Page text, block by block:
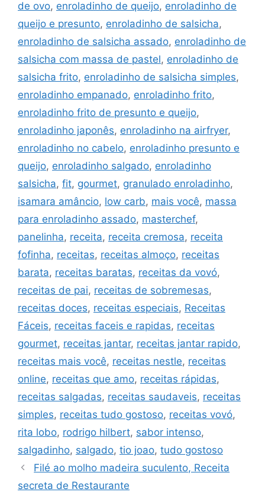
de ovo, enroladinho de queijo, enroladinho de
queijo e presunto, enroladinho de salsicha,
enroladinho de salsicha assado, enroladinho de
salsicha com massa de pastel, enroladinho de
salsicha frito, enroladinho de salsicha simples,
enroladinho empanado, enroladinho frito,
enroladinho frito de presunto e queijo,
enroladinho japonês, enroladinho na airfryer,
enroladinho no cabelo, enroladinho presunto e
queijo, enroladinho salgado, enroladinho
salsicha, fit, gourmet, granulado enroladinho,
isamara amâncio, low carb, mais você, massa
para enroladinho assado, masterchef,
panelinha, receita, receita cremosa, receita
fofinha, receitas, receitas almoço, receitas
barata, receitas baratas, receitas da vovó,
receitas de pai, receitas de sobremesas,
receitas doces, receitas especiais, Receitas
Fáceis, receitas faceis e rapidas, receitas
gourmet, receitas jantar, receitas jantar rapido,
receitas mais você, receitas nestle, receitas
online, receitas que amo, receitas rápidas,
receitas salgadas, receitas saudaveis, receitas
simples, receitas tudo gostoso, receitas vovó,
rita lobo, rodrigo hilbert, sabor intenso,
salgadinho, salgado, tio joao, tudo gostoso
Filé ao molho madeira suculento, Receita
secreta de Restaurante